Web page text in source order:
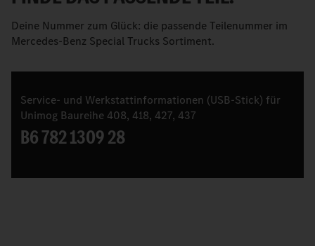
Deine Nummer zum Glück: die passende Teilenummer im
Mercedes-Benz Special Trucks Sortiment.
Service- und Werkstattinformationen (USB-Stick) für
Unimog Baureihe 408, 418, 427, 437
B6 782 1309 28